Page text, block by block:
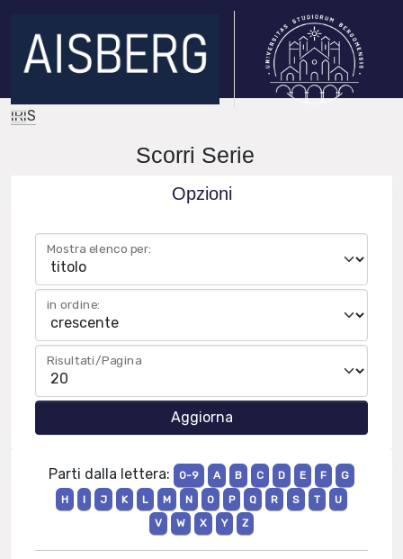
IRIS
Scorri Serie
Opzioni
Mostra elenco per:
in ordine:
Risultati/Pagina
Parti dalla lettera: 0-9 A B C D E F
G
H
I J K L M N O P Q R S T
U
V
W X Y Z